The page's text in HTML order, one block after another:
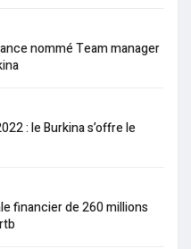
nommé Team manager
: le Burkina s’offre le
financier de 260 millions